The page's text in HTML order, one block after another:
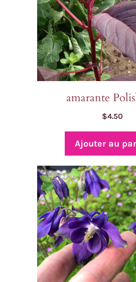
amarante
$4.50
Ajouter au
Article ajouté au panier
0 Produit -$ 0.00